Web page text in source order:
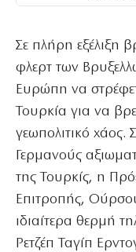
Σε πλήρη εξέλιξη
φλερτ των
Ευρώπη να
Τουρκία για να
γεωπολιτικό χάος.
Γερμανούς
της Τουρκίς, η
Επιτροπής,
ιδιαίτερα θερμή
Ρετζέπ Ταγίπ